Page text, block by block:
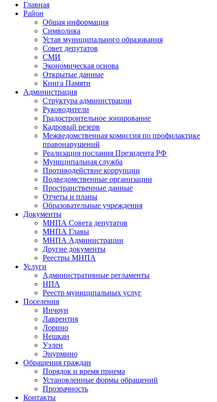
Главная
Район
Общая информация
Символика
Устав муниципального образования
Совет депутатов
СМИ
Экономическая основа
Открытые данные
Книга Памяти
Администрация
Структура администрации
Руководители
Градостроительное зонирование
Кадровый резерв
Межведомственная комиссия по профилактике
правонарушений
Реализация послания Президента РФ
Муниципальная служба
Противодействие коррупции
Подведомственные организации
Пространственные данные
Отчеты и планы
Образовательные учреждения
Документы
МНПА Совета депутатов
МНПА Главы
МНПА Администрации
Другие документы
Реестры МНПА
Услуги
Административные регламенты
НПА
Реестр муниципальных услуг
Поселения
Инчоун
Лаврентия
Лорино
Нешкан
Уэлен
Энурмино
Обращения граждан
Порядок и время приема
Установленные формы обращений
Прозрачность
Контакты